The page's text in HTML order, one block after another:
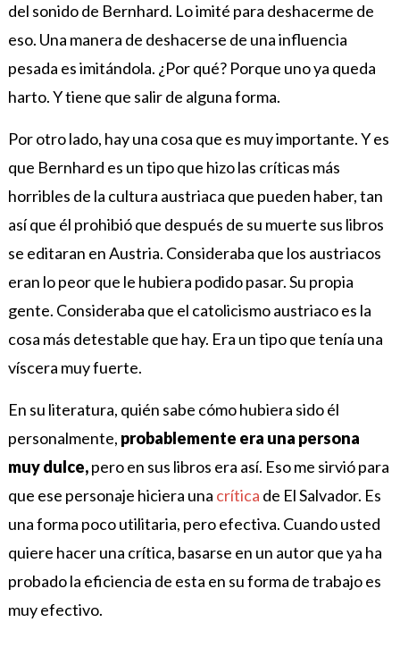
del sonido de Bernhard. Lo imité para deshacerme de
eso. Una manera de deshacerse de una influencia
pesada es imitándola. ¿Por qué? Porque uno ya queda
harto. Y tiene que salir de alguna forma.
Por otro lado, hay una cosa que es muy importante. Y es
que Bernhard es un tipo que hizo las críticas más
horribles de la cultura austriaca que pueden haber, tan
así que él prohibió que después de su muerte sus libros
se editaran en Austria. Consideraba que los austriacos
eran lo peor que le hubiera podido pasar. Su propia
gente. Consideraba que el catolicismo austriaco es la
cosa más detestable que hay. Era un tipo que tenía una
víscera muy fuerte.
En su literatura, quién sabe cómo hubiera sido él
personalmente, probablemente era una persona
muy dulce,pero en sus libros era así. Eso me sirvió para
que ese personaje hiciera una crítica de El Salvador. Es
una forma poco utilitaria, pero efectiva. Cuando usted
quiere hacer una crítica, basarse en un autor que ya ha
probado la eficiencia de esta en su forma de trabajo es
muy efectivo.